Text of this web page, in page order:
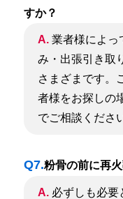
すか？
A.業者様によっ
み・出張引き取
さまざまです。
者様をお探しの
でご相談くださ
Q7.粉骨の前に再
A. 必ずしも必要